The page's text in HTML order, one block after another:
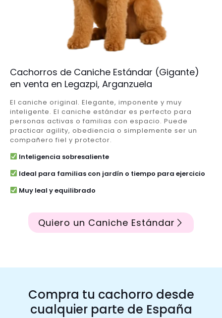
Cachorros de Caniche Estándar (Gigante)
en venta en Legazpi, Arganzuela
El caniche original. Elegante, imponente y muy
inteligente. El caniche estándar es perfecto para
personas activas o familias con espacio. Puede
practicar agility, obediencia o simplemente ser un
compañero fiel y protector.
Inteligencia sobresaliente
Ideal para familias con jardín o tiempo para ejercicio
Muy leal y equilibrado
Quiero un Caniche Estándar
Compra tu cachorro desde
cualquier parte de España